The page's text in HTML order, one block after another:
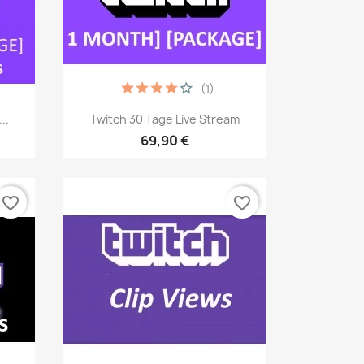
Vista rápida
Twitch 30 Tage Live Stream
69,90 €
(1)
favorite_border favorite_border